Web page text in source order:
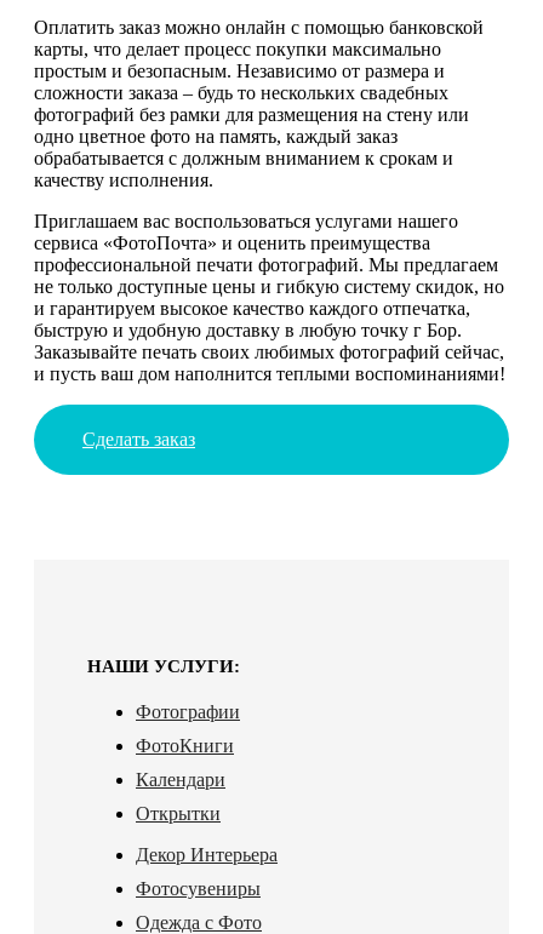
Оплатить заказ можно онлайн с помощью банковской
карты, что делает процесс покупки максимально
простым и безопасным. Независимо от размера и
сложности заказа – будь то нескольких свадебных
фотографий без рамки для размещения на стену или
одно цветное фото на память, каждый заказ
обрабатывается с должным вниманием к срокам и
качеству исполнения.
Приглашаем вас воспользоваться услугами нашего
сервиса «ФотоПочта» и оценить преимущества
профессиональной печати фотографий. Мы предлагаем
не только доступные цены и гибкую систему скидок, но
и гарантируем высокое качество каждого отпечатка,
быструю и удобную доставку в любую точку г Бор.
Заказывайте печать своих любимых фотографий сейчас,
и пусть ваш дом наполнится теплыми воспоминаниями!
Сделать заказ
НАШИ УСЛУГИ:
Фотографии
ФотоКниги
Календари
Открытки
Декор Интерьера
Фотосувениры
Одежда с Фото